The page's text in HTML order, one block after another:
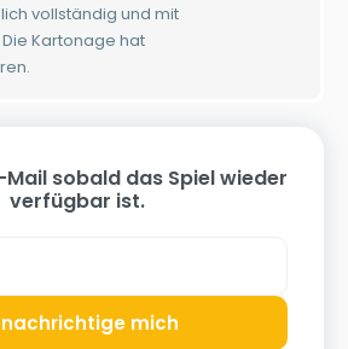
vollständig und mit
Kartonage hat
Mail sobald das Spiel wieder
verfügbar ist.
mich